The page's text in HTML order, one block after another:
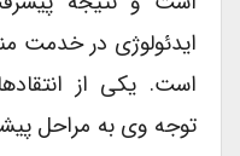
ایدئولوژی در خدمت
است. یکی از
توجه وی به مراحل